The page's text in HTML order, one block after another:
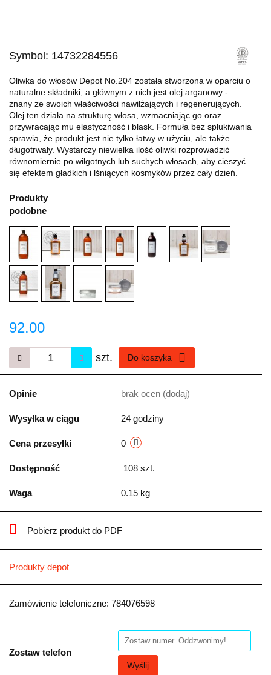
Symbol: 14732284556
Oliwka do włosów Depot No.204 została stworzona w oparciu o
naturalne składniki, a głównym z nich jest olej arganowy -
znany ze swoich właściwości nawilżających i regenerujących.
Olej ten działa na strukturę włosa, wzmacniając go oraz
przywracając mu elastyczność i blask. Formuła bez spłukiwania
sprawia, że produkt jest nie tylko łatwy w użyciu, ale także
długotrwały. Wystarczy niewielka ilość oliwki rozprowadzić
równomiernie po wilgotnych lub suchych włosach, aby cieszyć
się efektem gładkich i lśniących kosmyków przez cały dzień.
Produkty
podobne
92.00
szt. Do koszyka
Opinie brak ocen (dodaj)
Wysyłka w ciągu 24 godziny
Cena przesyłki 0
Dostępność 108 szt.
Waga 0.15 kg
Pobierz produkt do PDF
Produkty depot
Zamówienie telefoniczne: 784076598
Zostaw telefon
Wyślij